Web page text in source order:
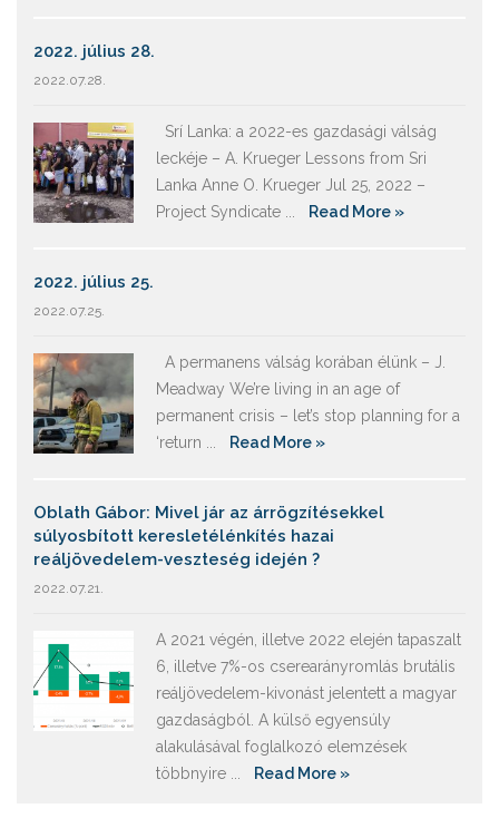
2022. július 28.
2022.07.28.
Srí Lanka: a 2022-es gazdasági válság
leckéje – A. Krueger Lessons from Sri
Lanka Anne O. Krueger Jul 25, 2022 –
Project Syndicate ...
Read More »
2022. július 25.
2022.07.25.
A permanens válság korában élünk – J.
Meadway We’re living in an age of
permanent crisis – let’s stop planning for a
‘return ...
Read More »
Oblath Gábor: Mivel jár az árrögzítésekkel
súlyosbított keresletélénkítés hazai
reáljövedelem-veszteség idején ?
2022.07.21.
A 2021 végén, illetve 2022 elején tapaszalt
6, illetve 7%-os cserearányromlás brutális
reáljövedelem-kivonást jelentett a magyar
gazdaságból. A külső egyensúly
alakulásával foglalkozó elemzések
többnyire ...
Read More »